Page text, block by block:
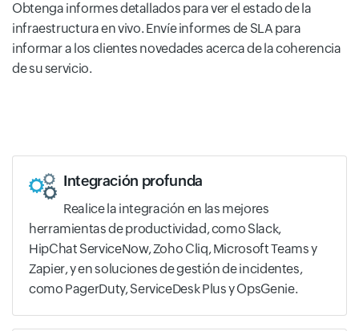
Obtenga informes detallados para ver el estado de la
infraestructura en vivo. Envíe informes de SLA para
informar a los clientes novedades acerca de la coherencia
de su servicio.
Integración profunda
Realice la integración en las mejores
herramientas de productividad, como Slack,
HipChat ServiceNow, Zoho Cliq, Microsoft Teams y
Zapier, y en soluciones de gestión de incidentes,
como PagerDuty, ServiceDesk Plus y OpsGenie.